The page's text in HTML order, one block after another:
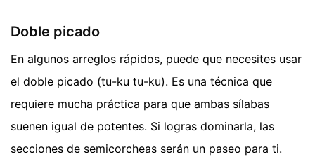
Doble picado
En algunos arreglos rápidos, puede que necesites usar
el doble picado (tu-ku tu-ku). Es una técnica que
requiere mucha práctica para que ambas sílabas
suenen igual de potentes. Si logras dominarla, las
secciones de semicorcheas serán un paseo para ti.